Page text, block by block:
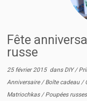
Fête
russe
25 février 2015dans DIY/
Anniversaire /Boîte cadeau /
Matriochkas /Poupées russes